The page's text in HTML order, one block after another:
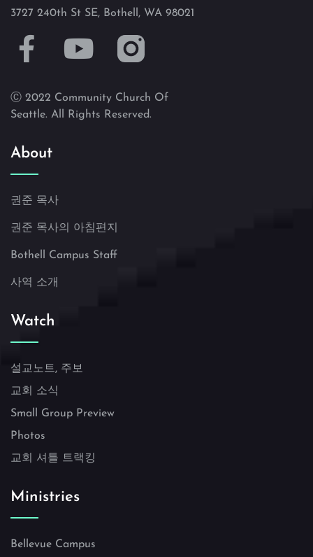
3727 240th St SE, Bothell, WA 98021
Ⓒ 2022 Community Church Of
Seattle. All Rights Reserved.
About
권준 목사
권준 목사의 아침편지
Bothell Campus Staff
사역 소개
Watch
설교노트, 주보
교회 소식
Small Group Preview
Photos
교회 셔틀 트랙킹
Ministries
Bellevue Campus